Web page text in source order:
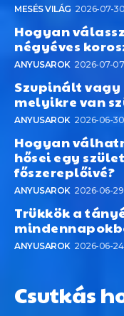
MESÉS VILÁG 2026-07-30
Hogyan
négyéves
ANYUSAROK 2026-07-07
Szupinált vagy
melyikre van
ANYUSAROK 2026-06-30
Hogyan
hősei egy
főszereplőivé?
ANYUSAROK 2026-06-29
Trükkök a
ANYUSAROK 2026-06-24
Csutkás